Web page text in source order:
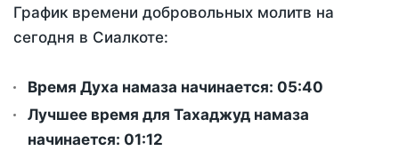
График времени добровольных молитв на
сегодня в Сиалкоте:
Время Духа намаза начинается: 05:40
Лучшее время для Тахаджуд намаза
начинается: 01:12